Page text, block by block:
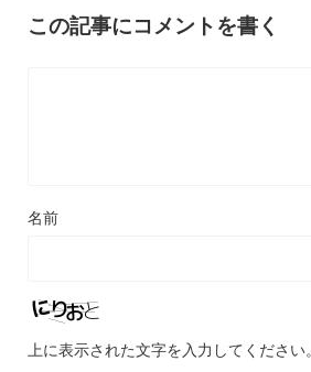
この記事にコメントを書く
名前
上に表示された文字を入力してください。